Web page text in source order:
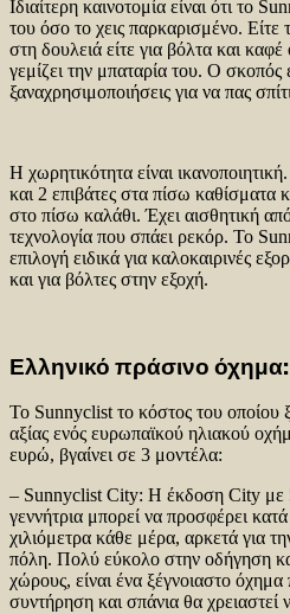
Ιδιαίτερη καινοτομία είναι ότι το
του όσο το χεις παρκαρισμένο. Είτε
στη δουλειά είτε για βόλτα και
γεμίζει την μπαταρία του. Ο σκοπός
ξαναχρησιμοποιήσεις για να πας
Η χωρητικότητα είναι
και 2 επιβάτες στα πίσω καθίσματα
στο πίσω καλάθι. Έχει αισθητική
τεχνολογία που σπάει ρεκόρ. Το
επιλογή ειδικά για καλοκαιρινές
και για βόλτες στην εξοχή.
Ελληνικό πράσινο όχημα:
Το Sunnyclist το κόστος του οποίου
αξίας ενός ευρωπαϊκού ηλιακού
ευρώ, βγαίνει σε 3 μοντέλα:
– Sunnyclist City: Η έκδοση City με
γεννήτρια μπορεί να προσφέρει
χιλιόμετρα κάθε μέρα, αρκετά για
πόλη. Πολύ εύκολο στην οδήγηση
χώρους, είναι ένα ξέγνοιαστο όχημα
συντήρηση και σπάνια θα χρειαστεί